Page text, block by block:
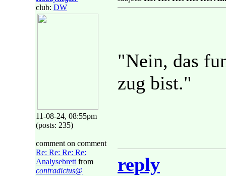
club: DW
11-08-24, 08:55pm
(posts: 235)
comment on comment
Re: Re: Re: Re:
Analysebrett from
contradictus@
"Nein, das
zug bist."
reply